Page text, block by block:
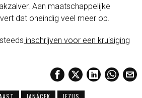
Aan maatschappelijke
dat oneindig veel meer op.
inschrijven voor een kruisiging